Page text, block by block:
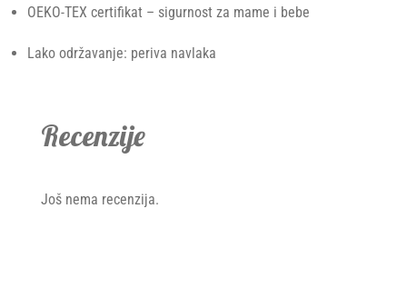
OEKO-TEX certifikat – sigurnost za mame i bebe
Lako održavanje: periva navlaka
Recenzije
Još nema recenzija.